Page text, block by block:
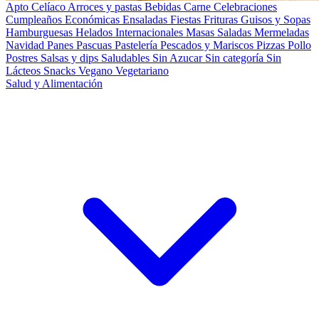
Apto Celíaco Arroces y pastas Bebidas Carne Celebraciones
Cumpleaños Económicas Ensaladas Fiestas Frituras Guisos y Sopas
Hamburguesas Helados Internacionales Masas Saladas Mermeladas
Navidad Panes Pascuas Pastelería Pescados y Mariscos Pizzas Pollo
Postres Salsas y dips Saludables Sin Azucar Sin categoría Sin
Lácteos Snacks Vegano Vegetariano
Salud y Alimentación